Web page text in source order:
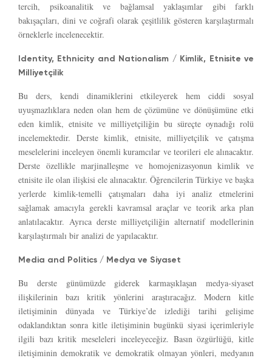
tercih, psikoanalitik ve bağlamsal yaklaşımlar gibi farklı
bakışaçıları, dini ve coğrafi olarak çeşitlilik gösteren karşılaştırmalı
örneklerle incelenecektir.
Identity, Ethnicity and Nationalism / Kimlik, Etnisite ve
Milliyetçilik
Bu ders, kendi dinamiklerini etkileyerek hem ciddi sosyal
uyuşmazlıklara neden olan hem de çözümüne ve dönüşümüne etki
eden kimlik, etnisite ve milliyetçiliğin bu süreçte oynadığı rolü
incelemektedir. Derste kimlik, etnisite, milliyetçilik ve çatışma
meselelerini inceleyen önemli kuramcılar ve teorileri ele alınacaktır.
Derste özellikle marjinalleşme ve homojenizasyonun kimlik ve
etnisite ile olan ilişkisi ele alınacaktır. Öğrencilerin Türkiye ve başka
yerlerde kimlik-temelli çatışmaları daha iyi analiz etmelerini
sağlamak amacıyla gerekli kavramsal araçlar ve teorik arka plan
anlatılacaktır. Ayrıca derste milliyetçiliğin alternatif modellerinin
karşılaştırmalı bir analizi de yapılacaktır.
Media and Politics / Medya ve Siyaset
Bu derste günümüzde giderek karmaşıklaşan medya-siyaset
ilişkilerinin bazı kritik yönlerini araştıracağız. Modern kitle
iletişiminin dünyada ve Türkiye’de izlediği tarihi gelişime
odaklandıktan sonra kitle iletişiminin bugünkü siyasi içerimleriyle
ilgili bazı kritik meseleleri inceleyeceğiz. Basın özgürlüğü, kitle
iletişiminin demokratik ve demokratik olmayan yönleri, medyanın